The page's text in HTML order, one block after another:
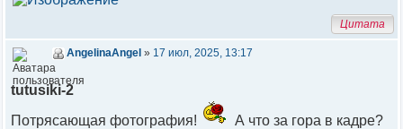
Цитата
AngelinaAngel » 17 июл, 2025, 13:17
tutusiki-2
Потрясающая фотография!
А что за гора в кадре?